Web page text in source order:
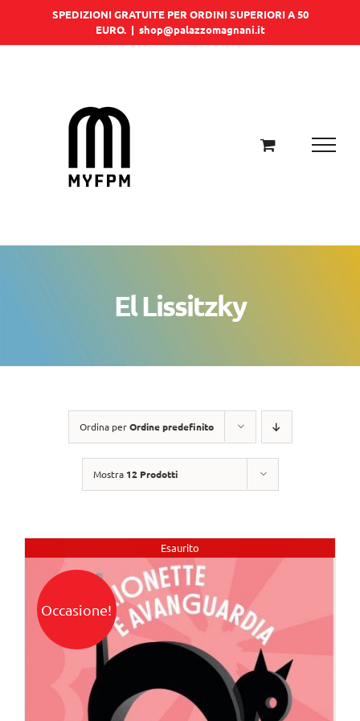
SPEDIZIONI GRATUITE PER ORDINI SUPERIORI A 50
EURO. | shop@palazzomagnani.it
El Lissitzky
Ordina perOrdine predefinito
Mostra 12 Prodotti
Esaurito
Occasione!